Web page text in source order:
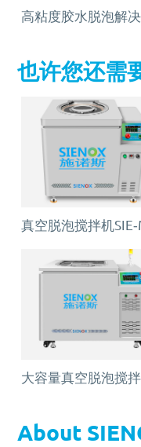
高粘度胶水脱泡解
也许您还需
About